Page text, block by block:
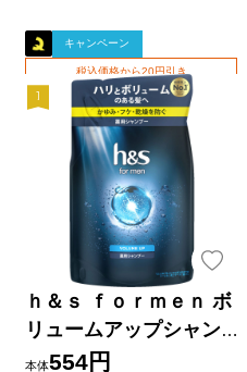
キャンペーン
税込価格から20円引き
ｈ＆ｓ ｆｏｒｍｅｎ ボ
リュームアップシャン
プー詰替 ３００ｍｌ Ｐ
本体554円